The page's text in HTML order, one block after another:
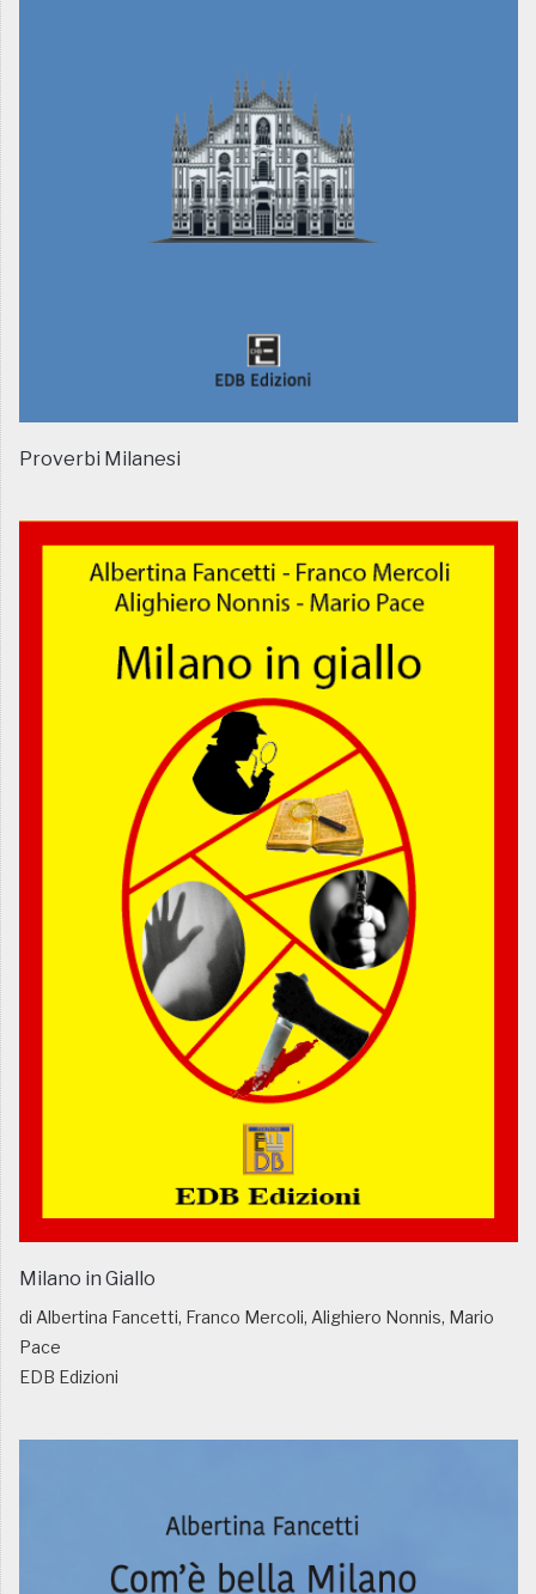
Proverbi Milanesi
Milano in Giallo
di Albertina Fancetti, Franco Mercoli, Alighiero Nonnis, Mario
Pace
EDB Edizioni